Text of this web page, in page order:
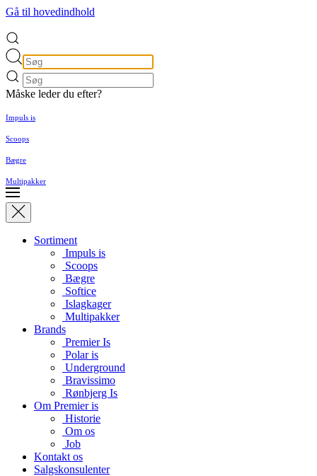
Gå til hovedindhold
Måske leder du efter?
Impuls is
Scoops
Bægre
Multipakker
Sortiment
Impuls is
Scoops
Bægre
Softice
Islagkager
Multipakker
Brands
Premier Is
Polar is
Underground
Bravissimo
Rønbjerg Is
Om Premier is
Historie
Om os
Job
Kontakt os
Salgskonsulenter